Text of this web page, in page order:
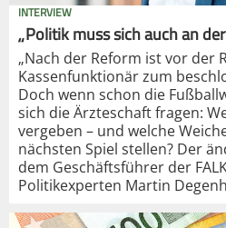
INTERVIEW
„Politik muss sich auch an
„Nach der Reform ist vor der
Kassenfunktionär zum
Doch wenn schon die
sich die Ärzteschaft fragen:
vergeben – und welche
nächsten Spiel stellen? Der
dem Geschäftsführer der
Politikexperten Martin